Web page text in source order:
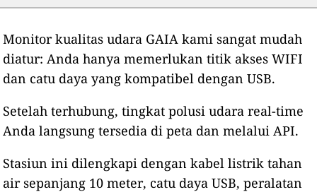
Monitor kualitas udara GAIA kami sangat mudah
diatur: Anda hanya memerlukan titik akses WIFI
dan catu daya yang kompatibel dengan USB.
Setelah terhubung, tingkat polusi udara real-time
Anda langsung tersedia di peta dan melalui API.
Stasiun ini dilengkapi dengan kabel listrik tahan
air sepanjang 10 meter, catu daya USB, peralatan